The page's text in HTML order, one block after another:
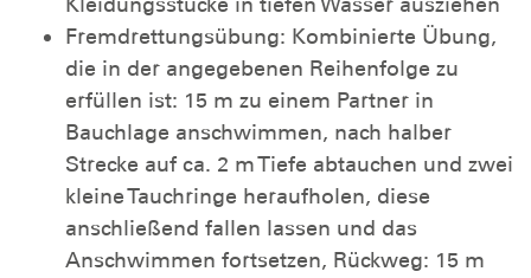
Fremdrettungsübung: Kombinierte Übung,
die in der angegebenen Reihenfolge zu
erfüllen ist: 15 m zu einem Partner in
Bauchlage anschwimmen, nach halber
Strecke auf ca. 2 m Tiefe abtauchen und zwei
kleine Tauchringe heraufholen, diese
anschließend fallen lassen und das
Anschwimmen fortsetzen, Rückweg: 15 m